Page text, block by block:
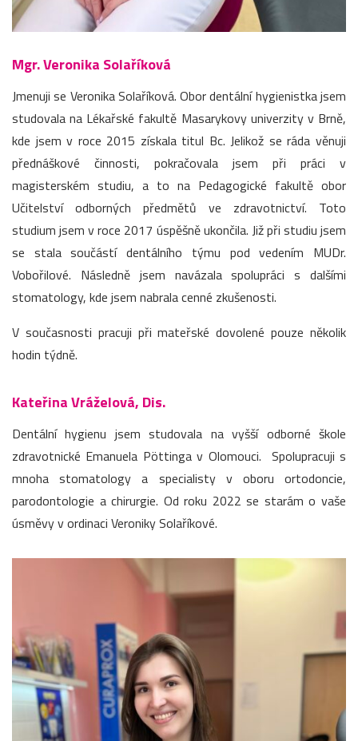
Mgr. Veronika Solaříková
Jmenuji se Veronika Solaříková. Obor dentální hygienistka jsem
studovala na Lékařské fakultě Masarykovy univerzity v Brně,
kde jsem v roce 2015 získala titul Bc. Jelikož se ráda věnuji
přednáškové činnosti, pokračovala jsem při práci v
magisterském studiu, a to na Pedagogické fakultě obor
Učitelství odborných předmětů ve zdravotnictví. Toto
studium jsem v roce 2017 úspěšně ukončila. Již při studiu jsem
se stala součástí dentálního týmu pod vedením MUDr.
Vobořilové. Následně jsem navázala spolupráci s dalšími
stomatology, kde jsem nabrala cenné zkušenosti.
V současnosti pracuji při mateřské dovolené pouze několik
hodin týdně.
Kateřina Vráželová, Dis.
Dentální hygienu jsem studovala na vyšší odborné škole
zdravotnické Emanuela Pöttinga v Olomouci. Spolupracuji s
mnoha stomatology a specialisty v oboru ortodoncie,
parodontologie a chirurgie. Od roku 2022 se starám o vaše
úsměvy v ordinaci Veroniky Solaříkové.